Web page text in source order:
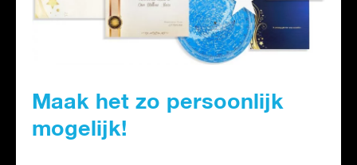
Maak het zo persoonlijk
mogelijk!